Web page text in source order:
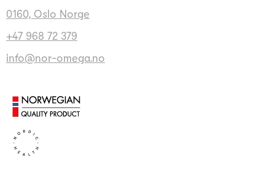
0160, Oslo Norge
+47 968 72 379
info@nor-omega.no